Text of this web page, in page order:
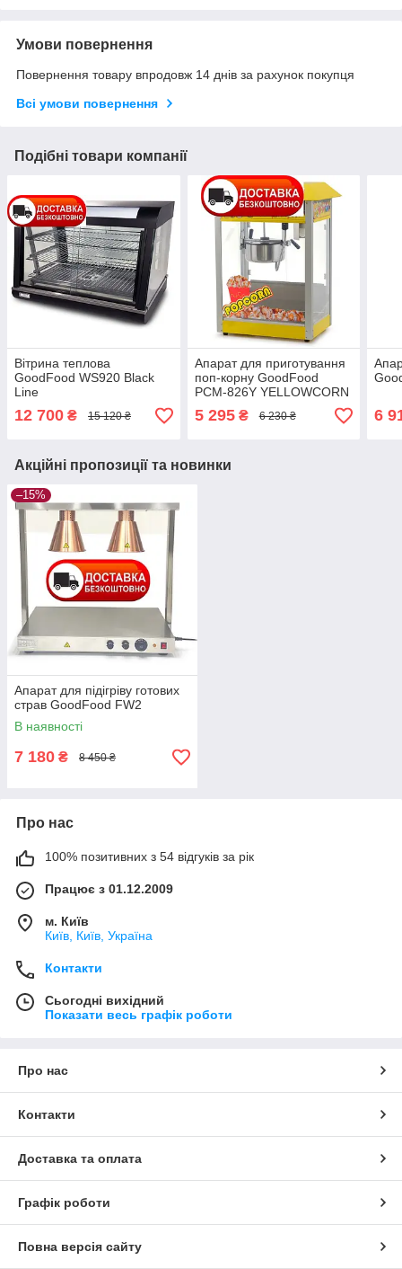
Умови повернення
Повернення товару впродовж 14 днів за рахунок покупця
Всі умови повернення
Подібні товари компанії
Вітрина теплова
GoodFood WS920 Black
Line
12 700 ₴ 15 120 ₴
Апарат для приготування
поп-корну GoodFood
PCM-826Y YELLOWCORN
5 295₴ 6 230 ₴ 6
Акційні пропозиції та новинки
–15%
Апарат для підігріву готових
страв GoodFood FW2
В наявності
7 180 ₴ 8 450 ₴
Про нас
100% позитивних з 54 відгуків за рік
Працює з 01.12.2009
м. Київ
Київ, Київ, Україна
Контакти
Сьогодні вихідний
Показати весь графік роботи
Про нас
Контакти
Доставка та оплата
Графік роботи
Повна версія сайту